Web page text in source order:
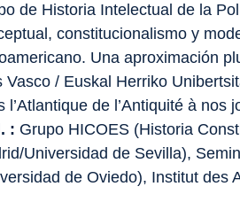
de Historia Intelectual de la
constitucionalismo y
Una aproximación
Vasco / Euskal Herriko
l’Atlantique de l’Antiquité à nos
: Grupo HICOES (Historia
Universidad de Sevilla),
de Oviedo), Institut des